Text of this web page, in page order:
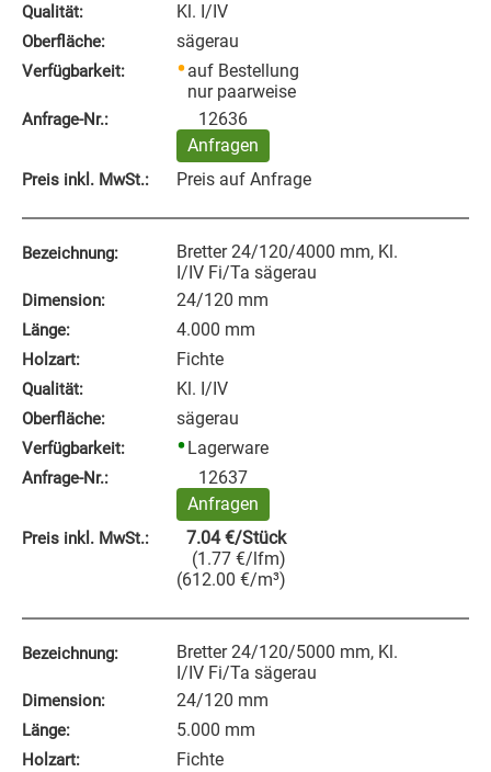
Qualität: Kl. I/IV
Oberfläche: sägerau
Verfügbarkeit:
auf Bestellung
nur paarweise
Anfrage‑Nr.:
12636
Anfragen
Preis inkl. MwSt.: Preis auf Anfrage
Bezeichnung:
Bretter 24/120/4000 mm, Kl.
I/IV Fi/Ta sägerau
Dimension: 24/120 mm
Länge: 4.000 mm
Holzart: Fichte
Qualität: Kl. I/IV
Oberfläche: sägerau
Verfügbarkeit: Lagerware
Anfrage‑Nr.:
12637
Anfragen
Preis inkl. MwSt.: 7.04€/Stück
(1.77 €/lfm)
(612.00 €/m³)
Bezeichnung:
Bretter 24/120/5000 mm, Kl.
I/IV Fi/Ta sägerau
Dimension: 24/120 mm
Länge: 5.000 mm
Holzart: Fichte